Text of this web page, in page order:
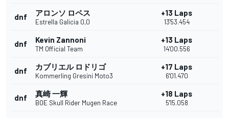
dnf アロンソ ロペス
Estrella Galicia 0,0
+13 Laps
13'53.454
dnf Kevin Zannoni
TM Official Team
+13 Laps
14'00.556
dnf カブリエル ロドリゴ
Kommerling Gresini Moto3
+17 Laps
6'01.470
dnf 真崎 一輝
BOE Skull Rider Mugen Race
+18 Laps
5'15.058